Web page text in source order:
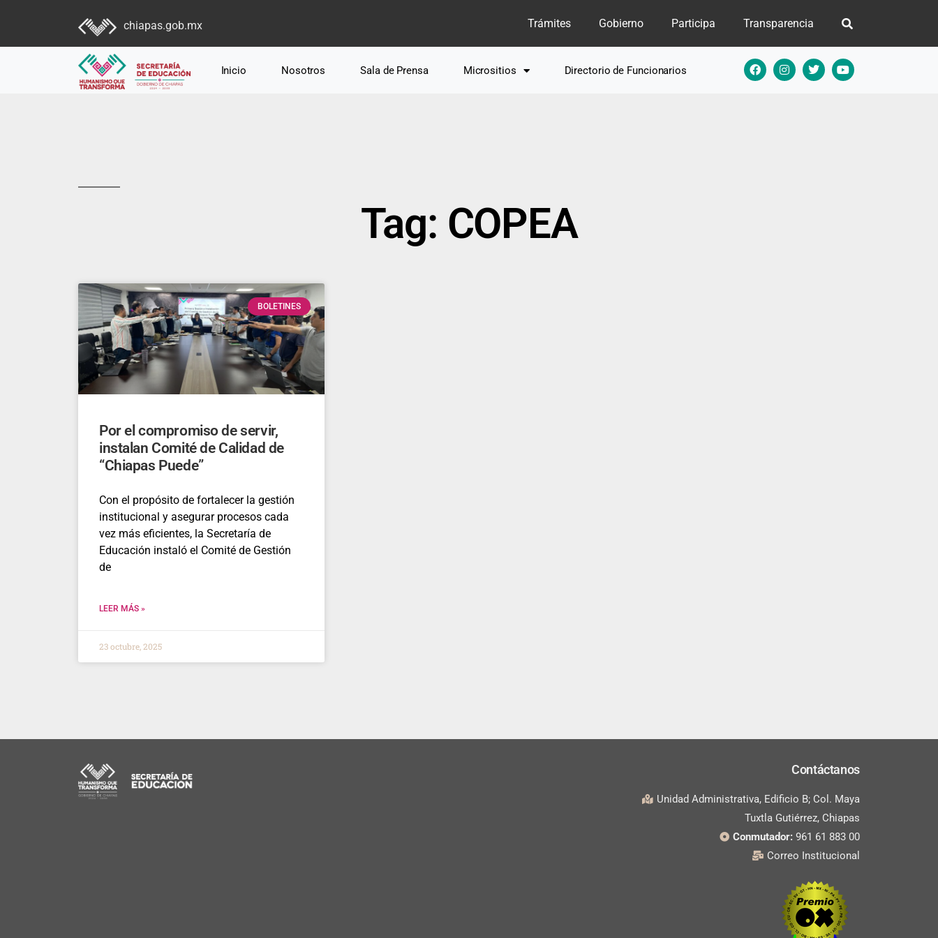
chiapas.gob.mx Trámites Gobierno Participa Transparencia
Inicio Nosotros Sala de Prensa Micrositios Directorio de Funcionarios
Tag: COPEA
BOLETINES
Por el compromiso de servir,
instalan Comité de Calidad de
“Chiapas Puede”
Con el propósito de fortalecer la gestión
institucional y asegurar procesos cada
vez más eficientes, la Secretaría de
Educación instaló el Comité de Gestión
de
LEER MÁS »
23 octubre, 2025
Contáctanos
Unidad Administrativa, Edificio B; Col. Maya
Tuxtla Gutiérrez, Chiapas
Conmutador: 961 61 883 00
Correo Institucional